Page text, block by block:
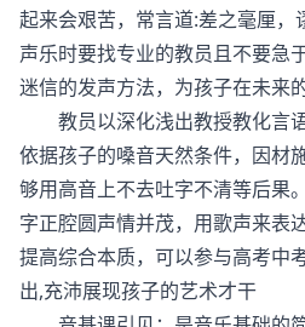
起来会艰苦，常言道:差之毫厘，
声乐时要找专业的教员且不要急
迷信的发声方法，为孩子在未来
教员以深化浅出教授教化言
依据孩子的嗓音天然条件，因材
够用高音上不去吐字不清等后果
字正腔圆声情并茂，用歌声来表
提高综合本质，可以参与高考中
出,充沛展现孩子的艺术才干